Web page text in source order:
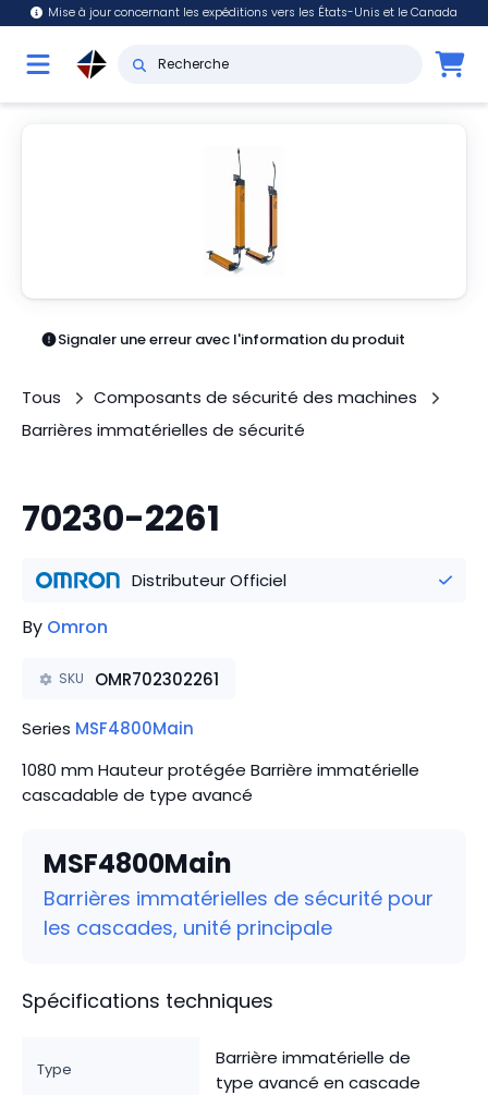
Mise à jour concernant les expéditions vers les États-Unis et le Canada
Signaler une erreur avec l'information du produit
Tous
Composants de sécurité des machines
Barrières immatérielles de sécurité
70230-2261
Distributeur Officiel
By Omron
SKU OMR702302261
Series MSF4800Main
1080 mm Hauteur protégée Barrière immatérielle
cascadable de type avancé
MSF4800Main
Barrières immatérielles de sécurité pour
les cascades, unité principale
Spécifications techniques
Type
Barrière immatérielle de
type avancé en cascade